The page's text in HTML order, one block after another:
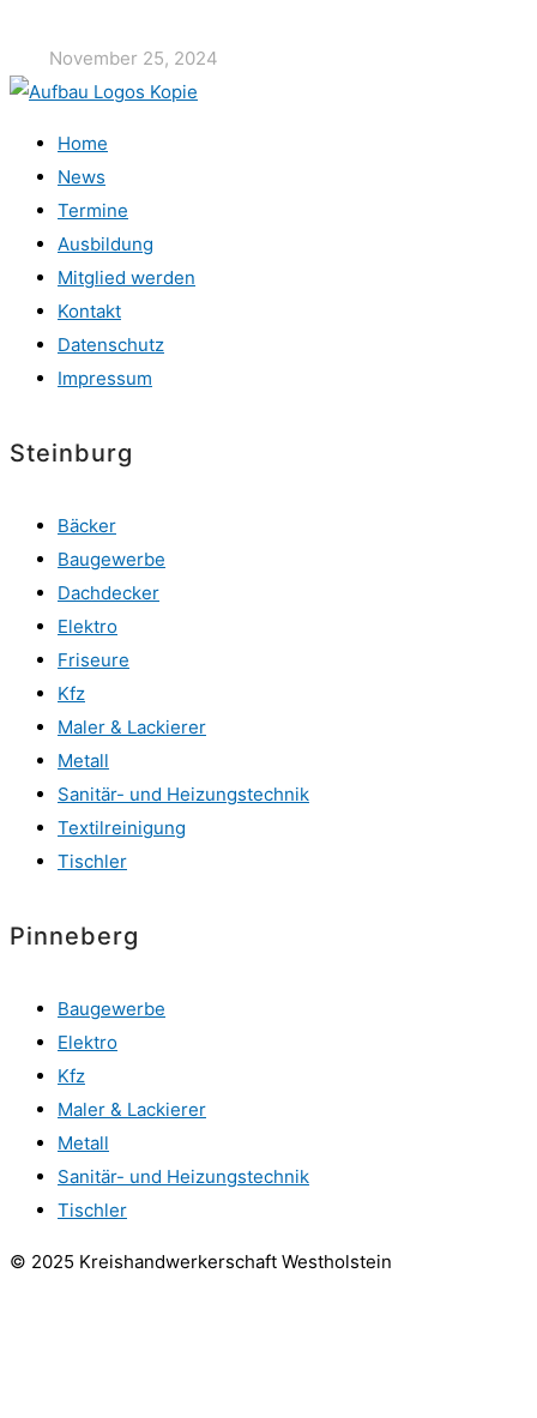
November 25, 2024
Home
News
Termine
Ausbildung
Mitglied werden
Kontakt
Datenschutz
Impressum
Steinburg
Bäcker
Baugewerbe
Dachdecker
Elektro
Friseure
Kfz
Maler & Lackierer
Metall
Sanitär- und Heizungstechnik
Textilreinigung
Tischler
Pinneberg
Baugewerbe
Elektro
Kfz
Maler & Lackierer
Metall
Sanitär- und Heizungstechnik
Tischler
© 2025 Kreishandwerkerschaft Westholstein